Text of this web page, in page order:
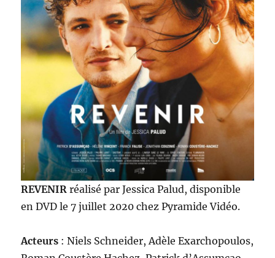
REVENIR réalisé par Jessica Palud, disponible
en DVD le 7 juillet 2020 chez Pyramide Vidéo.
Acteurs : Niels Schneider, Adèle Exarchopoulos,